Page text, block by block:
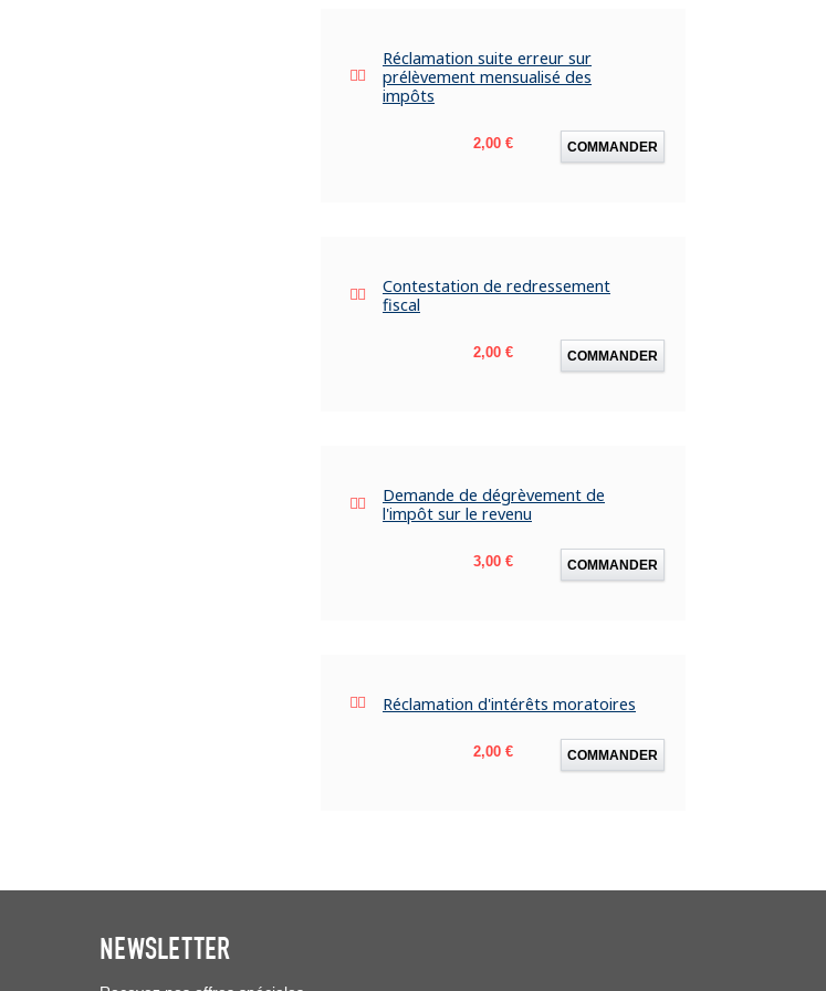
Réclamation suite erreur sur
prélèvement mensualisé des
impôts
Prix
2,00 € COMMANDER
Contestation de redressement
fiscal
Prix
2,00 € COMMANDER
Demande de dégrèvement de
l'impôt sur le revenu
Prix
3,00 € COMMANDER
Réclamation d'intérêts moratoires
Prix
2,00 € COMMANDER
NEWSLETTER